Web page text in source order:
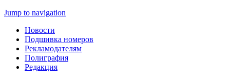
Jump to navigation
Новости
Подшивка номеров
Рекламодателям
Полиграфия
Редакция